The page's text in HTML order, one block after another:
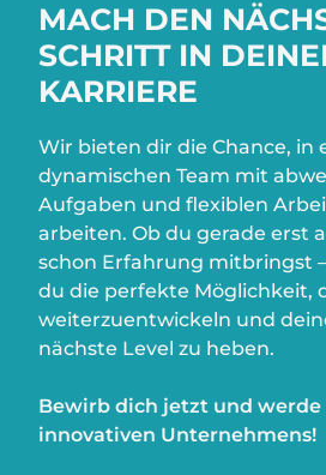
MACH DEN
SCHRITT IN
KARRIERE
Wir bieten dir die Chance, in
dynamischen Team mit
Aufgaben und flexiblen
arbeiten. Ob du gerade erst
schon Erfahrung mitbringst
du die perfekte Möglichkeit,
weiterzuentwickeln und
nächste Level zu heben.
Bewirb dich jetzt und werde
innovativen Unternehmens!